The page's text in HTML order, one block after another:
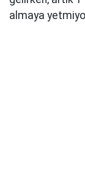
almaya